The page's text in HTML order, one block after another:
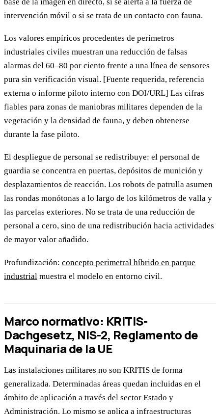
intervención móvil o si se trata de un contacto con fauna.
Los valores empíricos procedentes de perímetros
industriales civiles muestran una reducción de falsas
alarmas del 60–80 por ciento frente a una línea de sensores
pura sin verificación visual. [Fuente requerida, referencia
externa o informe piloto interno con DOI/URL] Las cifras
fiables para zonas de maniobras militares dependen de la
vegetación y la densidad de fauna, y deben obtenerse
durante la fase piloto.
El despliegue de personal se redistribuye: el personal de
guardia se concentra en puertas, depósitos de munición y
desplazamientos de reacción. Los robots de patrulla asumen
las rondas monótonas a lo largo de los kilómetros de valla y
las parcelas exteriores. No se trata de una reducción de
personal a cero, sino de una redistribución hacia actividades
de mayor valor añadido.
Profundización: concepto perimetral híbrido en parque
industrial muestra el modelo en entorno civil.
Marco normativo: KRITIS-
Dachgesetz, NIS-2, Reglamento de
Maquinaria de la UE
Las instalaciones militares no son KRITIS de forma
generalizada. Determinadas áreas quedan incluidas en el
ámbito de aplicación a través del sector Estado y
Administración. Lo mismo se aplica a infraestructuras